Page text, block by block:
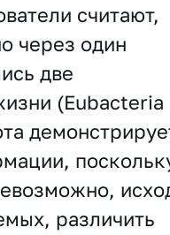
считают,
через один
две
(Eubacteria
различить